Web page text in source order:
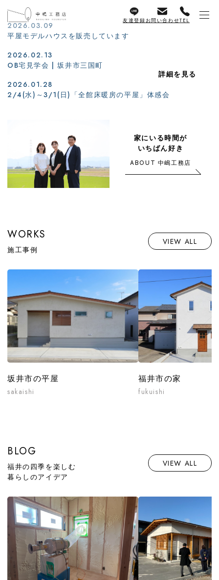
友達登録お問い合わせTEL
詳細を見る
2026.03.09
平屋モデルハウスを販売しています
2026.02.13
OB宅見学会 | 坂井市三国町
2026.01.28
2/4(水)～3/1(日)「全館床暖房の平屋」体感会
家にいる時間が
いちばん好き
ABOUT 中嶋工務店
WORKS
施工事例
VIEW ALL
坂井市の平屋
sakaishi
福井市の家
fukuishi
BLOG
福井の四季を楽しむ
暮らしのアイデア
VIEW ALL